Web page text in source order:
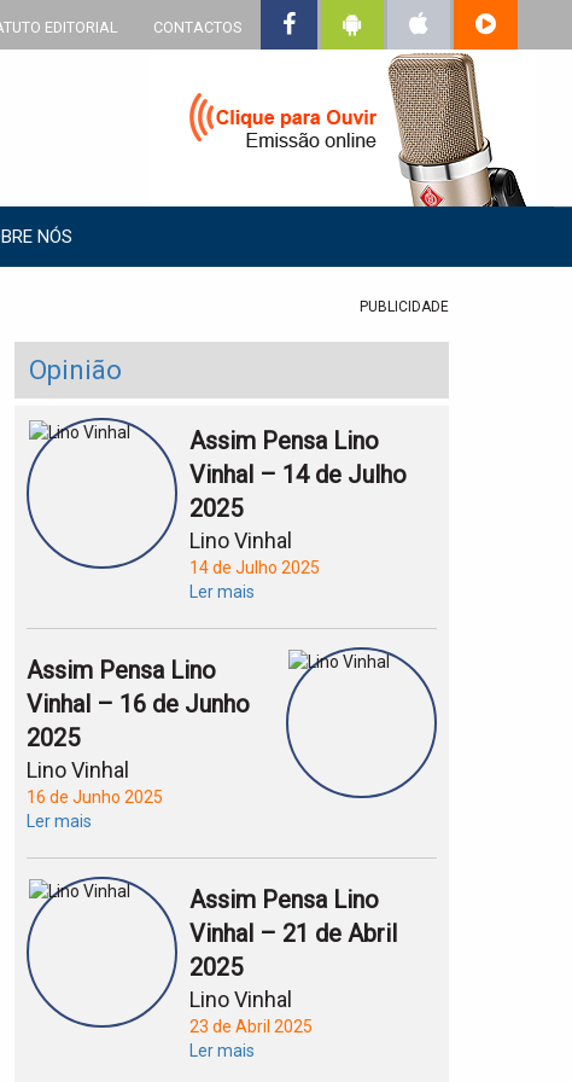
EDITORIAL CONTACTOS
NÓS
PUBLICIDADE
Opinião
Assim Pensa Lino
Vinhal – 14 de Julho
2025
Lino Vinhal
14 de Julho 2025
Ler mais
Assim Pensa Lino
Vinhal – 16 de Junho
2025
Lino Vinhal
16 de Junho 2025
Ler mais
Assim Pensa Lino
Vinhal – 21 de Abril
2025
Lino Vinhal
23 de Abril 2025
Ler mais